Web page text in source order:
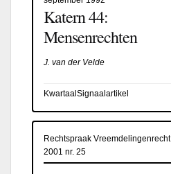
Katern 44:
Mensenrechten
J. van der Velde
KwartaalSignaalartikel
Rechtspraak Vreemdelingenrecht
2001 nr. 25